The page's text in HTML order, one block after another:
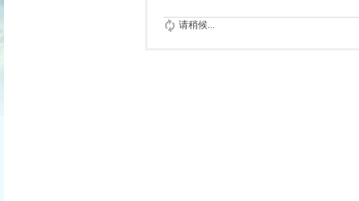
请稍候...